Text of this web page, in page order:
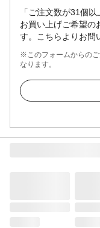
「ご注文数が31個
お買い上げご希望の
す。こちらよりお問
※このフォームからの
なります。